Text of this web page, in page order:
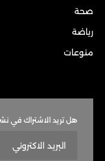
صحة
رياضة
منوعات
هل تريد الاشتراك في